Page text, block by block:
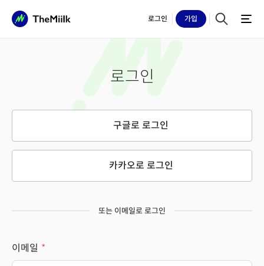
로그인 가입
로그인
구글로 로그인
카카오로 로그인
또는 이메일로 로그인
이메일